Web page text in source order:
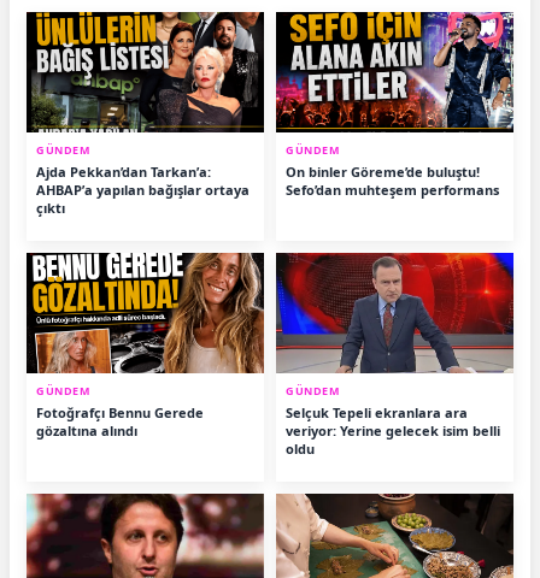
GÜNDEM
Ajda Pekkan’dan Tarkan’a:
AHBAP’a yapılan bağışlar ortaya
çıktı
GÜNDEM
On binler Göreme’de buluştu!
Sefo’dan muhteşem performans
GÜNDEM
Fotoğrafçı Bennu Gerede
gözaltına alındı
GÜNDEM
Selçuk Tepeli ekranlara ara
veriyor: Yerine gelecek isim belli
oldu